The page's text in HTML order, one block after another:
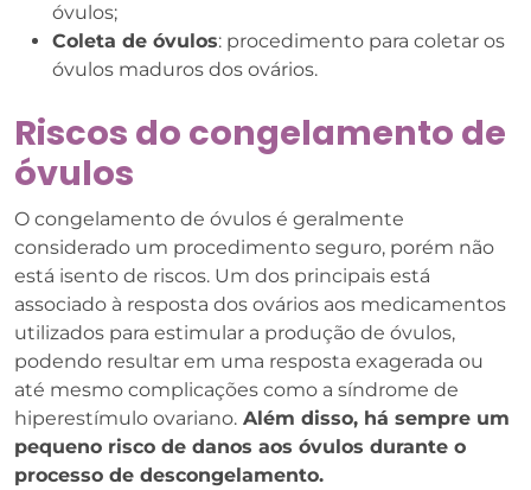
óvulos;
Coleta de óvulos: procedimento para coletar os
óvulos maduros dos ovários.
Riscos do congelamento de
óvulos
O congelamento de óvulos é geralmente
considerado um procedimento seguro, porém não
está isento de riscos. Um dos principais está
associado à resposta dos ovários aos medicamentos
utilizados para estimular a produção de óvulos,
podendo resultar em uma resposta exagerada ou
até mesmo complicações como a síndrome de
hiperestímulo ovariano. Além disso, há sempre um
pequeno risco de danos aos óvulos durante o
processo de descongelamento.